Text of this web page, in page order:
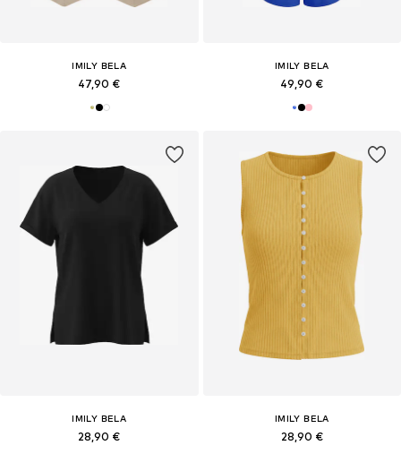
IMILY BELA
47,90 €
IMILY BELA
49,90 €
IMILY BELA
28,90 €
IMILY BELA
28,90 €